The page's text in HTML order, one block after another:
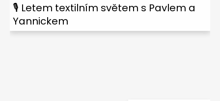
🎙 Letem textilním světem s Pavlem a
Yannickem